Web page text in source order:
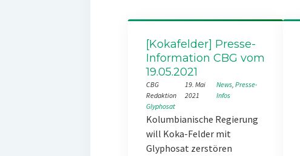
[Kokafelder] Presse-
Information CBG vom
19.05.2021
CBG
Redaktion
19. Mai
2021
News, Presse-
Infos
Glyphosat
Kolumbianische Regierung
will Koka-Felder mit
Glyphosat zerstören